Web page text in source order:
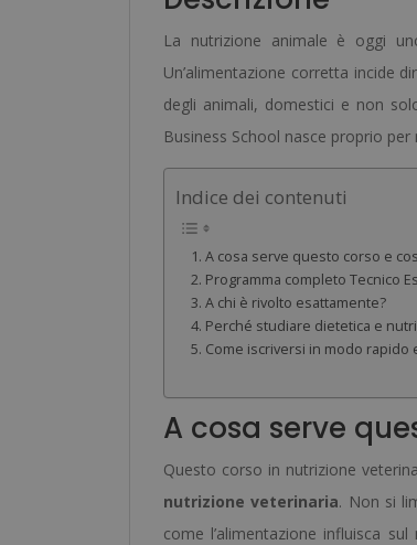
La nutrizione animale è oggi
Un’alimentazione corretta incide
degli animali, domestici e non
Business School nasce proprio
Indice dei contenuti
A cosa serve questo corso e
Programma completo Tecnico
A chi è rivolto esattamente?
Perché studiare dietetica e
Come iscriversi in modo rapido
A cosa serve
Questo corso in nutrizione
nutrizione veterinaria. Non si
come l’alimentazione influisca